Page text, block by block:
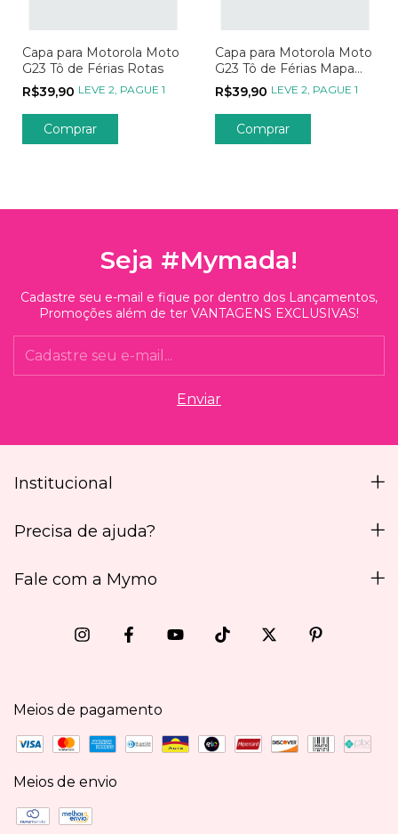
Capa para Motorola Moto
G23 Tô de Férias Rotas
R$39,90 LEVE 2, PAGUE 1
Comprar
Capa para Motorola Moto
G23 Tô de Férias Mapa
para Aventuras
R$39,90 LEVE 2, PAGUE 1
Comprar
Seja #Mymada!
Cadastre seu e-mail e fique por dentro dos Lançamentos,
Promoções além de ter VANTAGENS EXCLUSIVAS!
Institucional
Precisa de ajuda?
Fale com a Mymo
Meios de pagamento
Meios de envio